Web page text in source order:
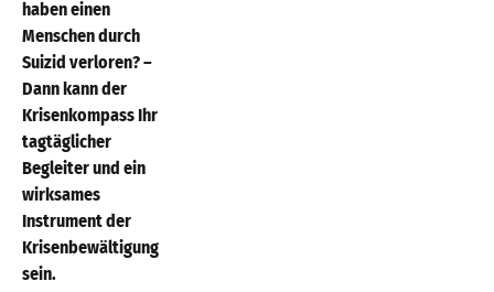
haben einen
Menschen durch
Suizid verloren? –
Dann kann der
Krisenkompass Ihr
tagtäglicher
Begleiter und ein
wirksames
Instrument der
Krisenbewältigung
sein.